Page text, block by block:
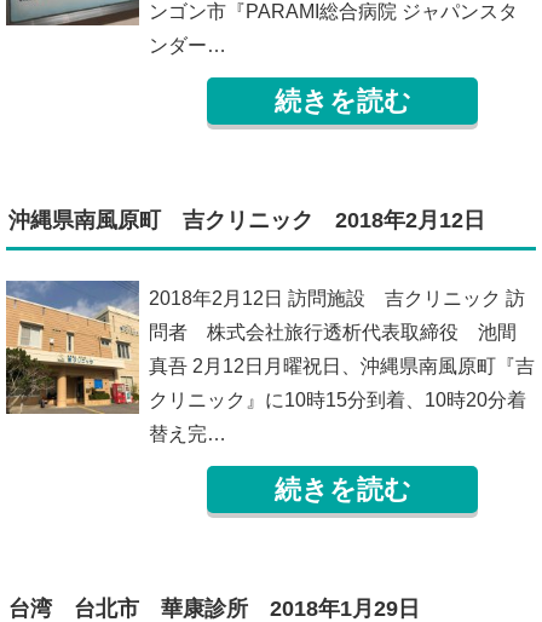
ンゴン市『PARAMI総合病院 ジャパンスタ
ンダー…
続きを読む
沖縄県南風原町 吉クリニック 2018年2月12日
2018年2月12日 訪問施設 吉クリニック 訪
問者 株式会社旅行透析代表取締役 池間
真吾 2月12日月曜祝日、沖縄県南風原町『吉
クリニック』に10時15分到着、10時20分着
替え完…
続きを読む
台湾 台北市 華康診所 2018年1月29日